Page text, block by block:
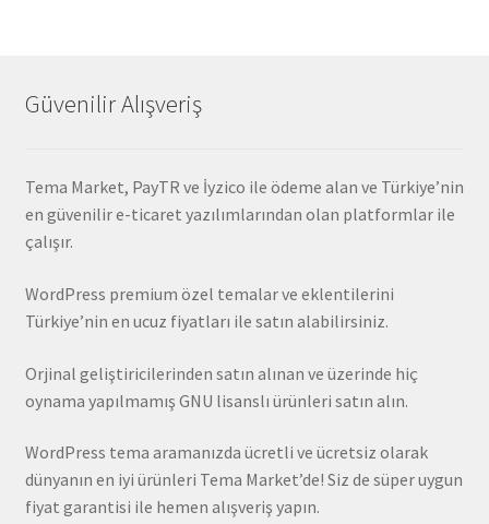
Güvenilir Alışveriş
Tema Market, PayTR ve İyzico ile ödeme alan ve Türkiye’nin
en güvenilir e-ticaret yazılımlarından olan platformlar ile
çalışır.
WordPress premium özel temalar ve eklentilerini
Türkiye’nin en ucuz fiyatları ile satın alabilirsiniz.
Orjinal geliştiricilerinden satın alınan ve üzerinde hiç
oynama yapılmamış GNU lisanslı ürünleri satın alın.
WordPress tema aramanızda ücretli ve ücretsiz olarak
dünyanın en iyi ürünleri Tema Market’de! Siz de süper uygun
fiyat garantisi ile hemen alışveriş yapın.